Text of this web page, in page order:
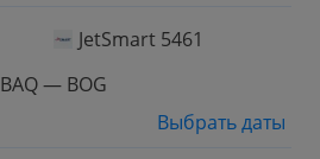
JetSmart 5461
BAQ — BOG
Выбрать даты